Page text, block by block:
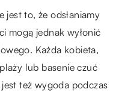
to, że odsłaniamy
mogą jednak wyłonić
Każda kobieta,
lub basenie czuć
też wygoda podczas